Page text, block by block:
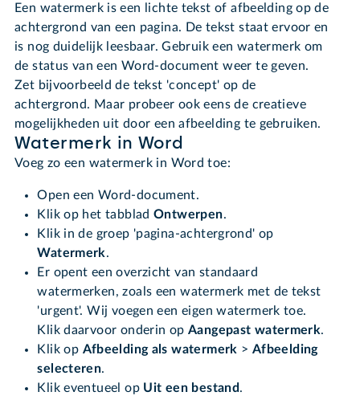
Een watermerk is een lichte tekst of afbeelding op de
achtergrond van een pagina. De tekst staat ervoor en
is nog duidelijk leesbaar. Gebruik een watermerk om
de status van een Word-document weer te geven.
Zet bijvoorbeeld de tekst 'concept' op de
achtergrond. Maar probeer ook eens de creatieve
mogelijkheden uit door een afbeelding te gebruiken.
Watermerk in Word
Voeg zo een watermerk in Word toe:
Open een Word-document.
Klik op het tabbladOntwerpen.
Klik in de groep 'pagina-achtergrond' op
Watermerk.
Er opent een overzicht van standaard
watermerken, zoals een watermerk met de tekst
'urgent'. Wij voegen een eigen watermerk toe.
Klik daarvoor onderin op Aangepast watermerk.
Klik op Afbeelding als watermerk > Afbeelding
selecteren.
Klik eventueel op Uit een bestand.